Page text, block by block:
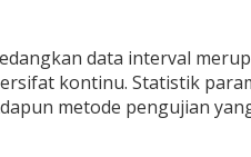
data interval
kontinu. Statistik
metode pengujian